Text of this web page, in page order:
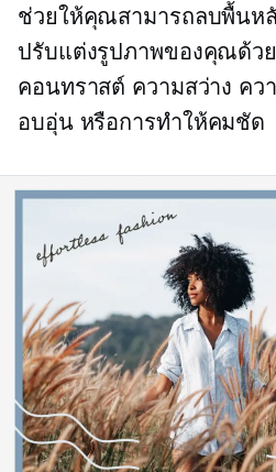
ช่วยให้คุณสามารถลบพื้นห
ปรับแต่งรูปภาพของคุณด้ว
คอนทราสต์ ความสว่าง คว
อบอุ่น หรือการทำให้คมชัด